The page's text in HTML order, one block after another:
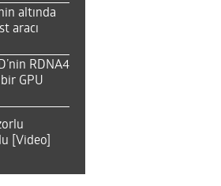
altında
aracı
RDNA4
GPU
[Video]